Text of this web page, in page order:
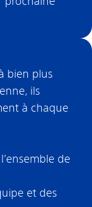
bien plus
ils
à chaque
de
et des